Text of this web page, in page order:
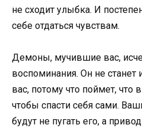
не сходит улыбка. И
себе отдаться чувствам.
Демоны, мучившие вас,
воспоминания. Он не станет
вас, потому что поймет, что
чтобы спасти себя сами.
будут не пугать его, а